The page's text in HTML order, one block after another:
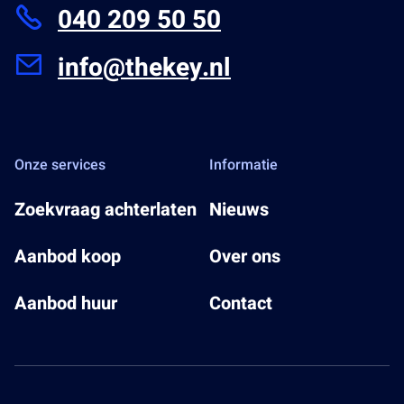
eventuele aansprakelijkheid voor deze gegevens
040 209 50 50
info@thekey.nl
Onze services
Zoekvraag achterlaten
Aanbod koop
Aanbod huur
Informatie
Nieuws
Over ons
Contact